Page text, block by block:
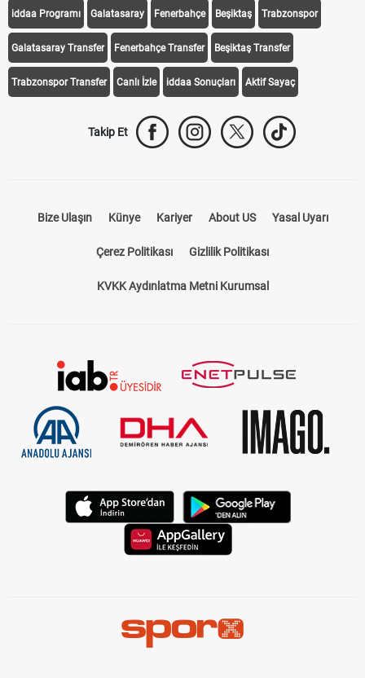
iddaa Programı Galatasaray Fenerbahçe Beşiktaş Trabzonspor
Galatasaray Transfer Fenerbahçe Transfer Beşiktaş Transfer
Trabzonspor Transfer Canlı İzle iddaa Sonuçları Aktif Sayaç
Takip Et
Bize Ulaşın Künye Kariyer About US Yasal Uyarı
Çerez Politikası Gizlilik Politikası
KVKK Aydınlatma Metni Kurumsal